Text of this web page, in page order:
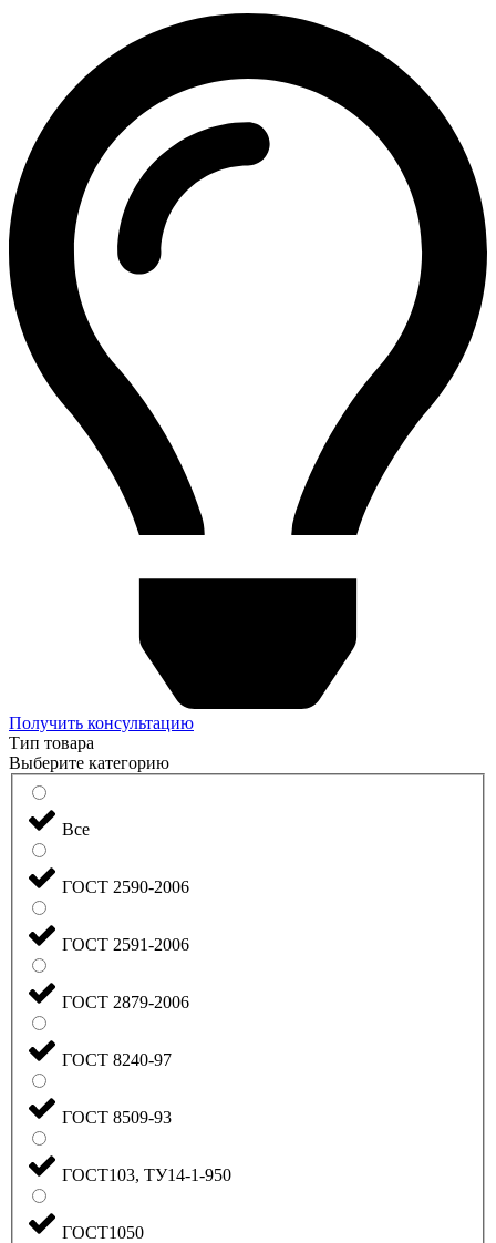
Получить консультацию
Тип товара
Выберите категорию
Все
ГОСТ 2590-2006
ГОСТ 2591-2006
ГОСТ 2879-2006
ГОСТ 8240-97
ГОСТ 8509-93
ГОСТ103, ТУ14-1-950
ГОСТ1050